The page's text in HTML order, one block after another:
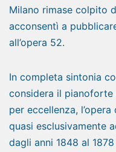
Milano rimase colpito
acconsentì a
all’opera 52.
In completa sintonia
considera il
per eccellenza,
quasi esclusivamente
dagli anni 1848 al